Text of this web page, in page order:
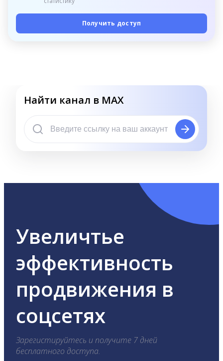
Получить доступ
Найти канал в MAX
Увеличтье
эффективность
продвижения в
соцсетях
Зарегистируйтесь и получите 7 дней
бесплатного доступа.